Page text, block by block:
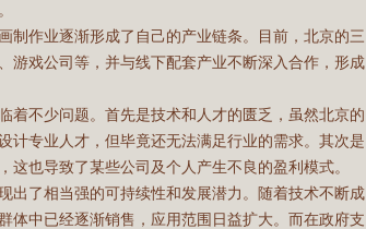
制作业逐渐形成了自己的产业链条。目前，北京的三
游戏公司等，并与线下配套产业不断深入合作，形成
着不少问题。首先是技术和人才的匮乏，虽然北京的
计专业人才，但毕竟还无法满足行业的需求。其次是
也导致了某些公司及个人产生不良的盈利模式。
出了相当强的可持续性和发展潜力。随着技术不断成
体中已经逐渐销售，应用范围日益扩大。而在政府支